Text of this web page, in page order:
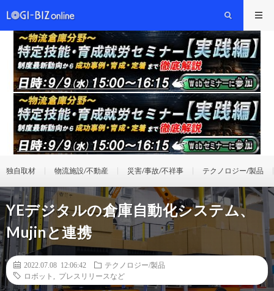
独自取材 物流施設/不動産 災害/事故/不祥事 テクノロジー/製品
YEデジタルの倉庫自動化システム、
Mujinと連携
2022.07.08 12:06:42
テクノロジー/製品
ロボット
プレスリリースなど